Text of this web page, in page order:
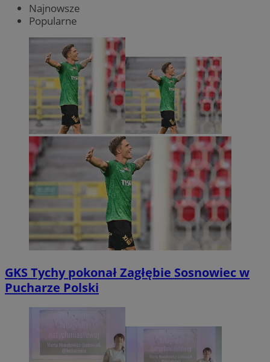
Najnowsze
Popularne
GKS Tychy pokonał Zagłębie Sosnowiec w
Pucharze Polski